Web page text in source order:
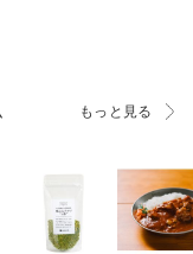
もっと見る